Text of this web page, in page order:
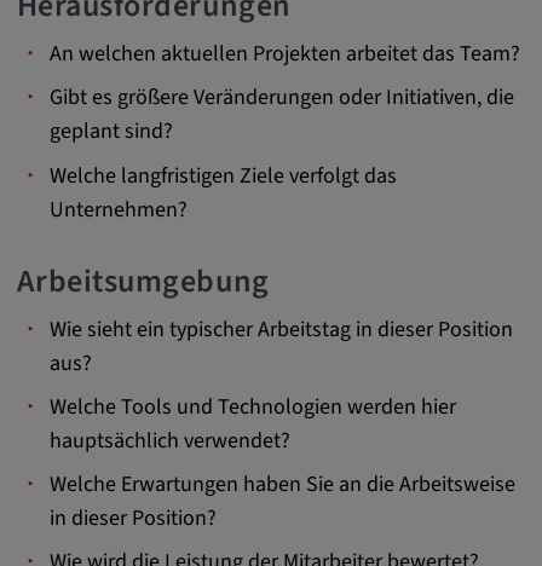
An welchen aktuellen Projekten arbeitet das Team?
Gibt es größere Veränderungen oder Initiativen, die
geplant sind?
Welche langfristigen Ziele verfolgt das
Unternehmen?
Arbeitsumgebung
Wie sieht ein typischer Arbeitstag in dieser Position
aus?
Welche Tools und Technologien werden hier
hauptsächlich verwendet?
Welche Erwartungen haben Sie an die Arbeitsweise
in dieser Position?
Matterport
Name:
_gcl_au, FPAU, _rdt_uuid, _zitok,
_vis_opt_exp_124_combi,
_vwo_uuid_v2, _ga, _ga_W66Y5HELXX,
_cfuvid, __q_state_oerwbSnkKEjaiD3g,
apple_analytics, _clck, cookie_consent_v3
Anbieter:
Zweck:
Diese Cookies werden von einem
eingebetteten Drittanbieter-Tool gesetzt und
dienen der Analyse von